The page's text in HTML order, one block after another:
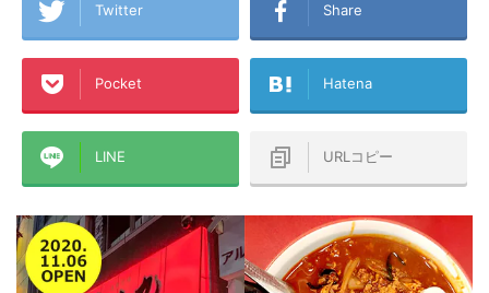
Twitter Share
Pocket Hatena
LINE URLコピー